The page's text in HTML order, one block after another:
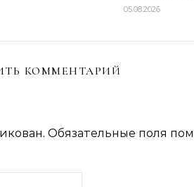
05.08.2026
КОММЕНТАРИЙ
Обязательные поля